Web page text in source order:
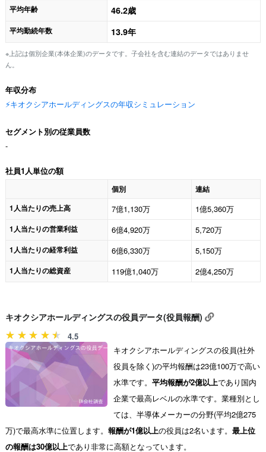
平均年齢 46.2歳
平均勤続年数 13.9年
※上記は個別企業(本体企業)のデータです。子会社を含む連結のデータではありませ
ん。
年収分布
⚡️キオクシアホールディングスの年収シミュレーション
セグメント別の従業員数
-
社員1人単位の額
個別
連結
1人当たりの売上高
7億1,130万 1億5,360万
1人当たりの営業利益 6億4,920万 5,720万
1人当たりの経常利益 6億6,330万 5,150万
1人当たりの総資産 119億1,040万 2億4,250万
キオクシアホールディングスの役員データ(役員報酬)
4.5
キオクシアホールディングスの役員(社外
役員を除く)の平均報酬は23億100万で高い
水準です。 平均報酬が2億以上であり国内
企業で最高レベルの水準です。業種別とし
ては、半導体メーカーの分野(平均2億275
万)で最高水準に位置します。 報酬が1億以上の役員は2名います。 最上位
の報酬は30億以上であり非常に高額となっています。